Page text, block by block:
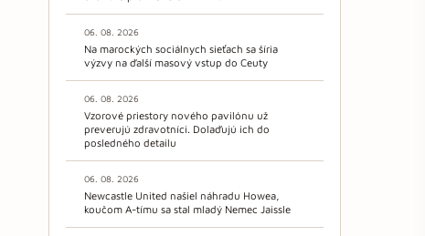
06. 08. 2026
Na marockých sociálnych sieťach sa šíria
výzvy na ďalší masový vstup do Ceuty
06. 08. 2026
Vzorové priestory nového pavilónu už
preverujú zdravotníci. Dolaďujú ich do
posledného detailu
06. 08. 2026
Newcastle United našiel náhradu Howea,
koučom A-tímu sa stal mladý Nemec Jaissle